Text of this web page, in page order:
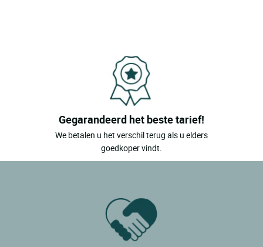
Gegarandeerd het beste tarief!
We betalen u het verschil terug als u elders
goedkoper vindt.